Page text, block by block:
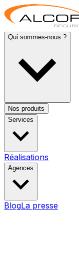
Qui sommes-nous ?
Nos produits
Services
Réalisations
Agences
BlogLa presse